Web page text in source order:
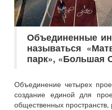
Объединенные
называться
парк», «Большая
Объединение четырех
создание единой для
общественных